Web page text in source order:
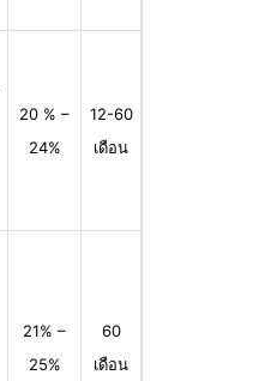
20 % –
24%
12-60
เดือน
21% –
25%
60
เดือน